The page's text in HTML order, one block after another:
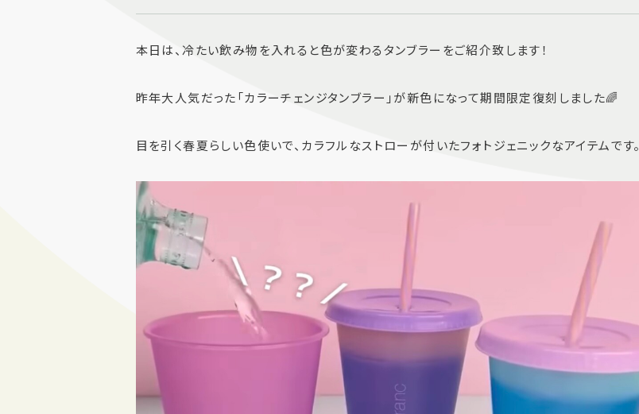
本日は、冷たい飲み物を入れると色が変わるタンブラーをご紹介致します！
昨年大人気だった「カラーチェンジタンブラー」が新色になって期間限定復刻しました🌈
目を引く春夏らしい色使いで、カラフルなストローが付いたフォトジェニックなアイテムです。